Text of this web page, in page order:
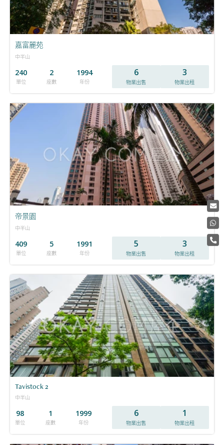
嘉富麗苑
中半山
240
單位
2
座數
1994
年份
6
物業出售
3
物業出租
帝景園
中半山
409
單位
5
座數
1991
年份
5
物業出售
3
物業出租
Tavistock 2
中半山
98
單位
1
座數
1999
年份
6
物業出售
1
物業出租